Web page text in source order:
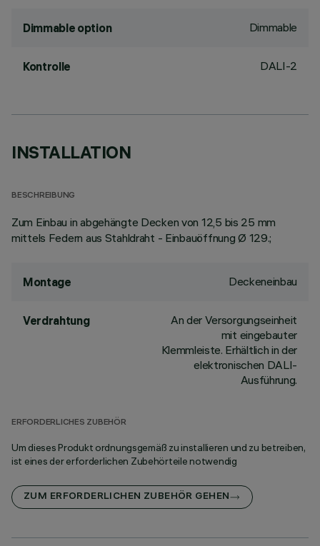
Dimmable option Dimmable
Kontrolle DALI-2
INSTALLATION
BESCHREIBUNG
Zum Einbau in abgehängte Decken von 12,5 bis 25 mm
mittels Federn aus Stahldraht - Einbauöffnung Ø 129.;
Montage Deckeneinbau
Verdrahtung
An der Versorgungseinheit
mit eingebauter
Klemmleiste. Erhältlich in der
elektronischen DALI-
Ausführung.
ERFORDERLICHES ZUBEHÖR
Um dieses Produkt ordnungsgemäß zu installieren und zu betreiben,
ist eines der erforderlichen Zubehörteile notwendig
ZUM ERFORDERLICHEN ZUBEHÖR GEHEN